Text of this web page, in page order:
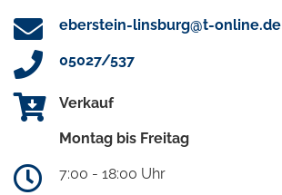
eberstein-linsburg@t-online.de
05027/537
Verkauf
Montag bis Freitag
7:00 - 18:00 Uhr